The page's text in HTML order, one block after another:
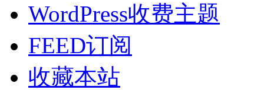
WordPress收费主题
FEED订阅
收藏本站